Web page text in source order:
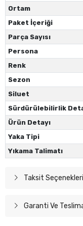
Ortam
Paket İçeriği
Parça Sayısı
Persona
Renk
Sezon
Siluet
Sürdürülebilirlik
Ürün Detayı
Yaka Tipi
Yıkama Talimatı
Taksit Seçenekleri
Garanti Ve